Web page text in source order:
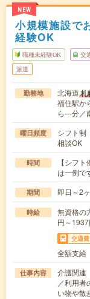
NEW
小規模施設で
経験OK
職種未経験OK 交
派遣
勤務地 北海道札
福住駅か
ら---分／
曜日頻度
シフト制
相談OK
時間
【シフ
は一例で
期間 即日～2
時給
無資格の
円～
交通費
全額支給
仕事内容
介護関連
／利用
い物や散